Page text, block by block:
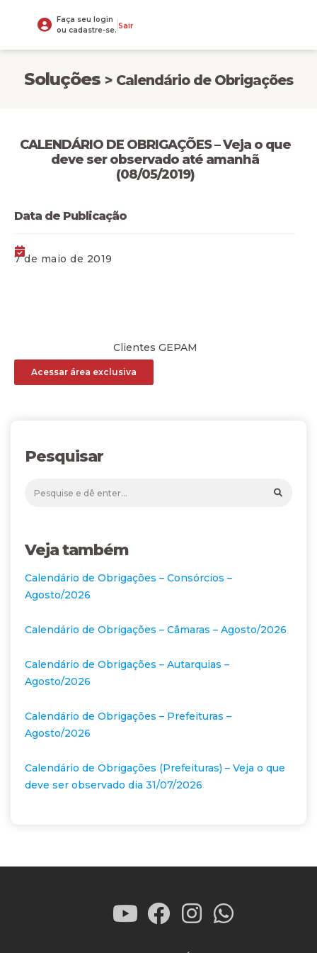
Faça seu login
ou cadastre-se. Sair
Soluções > Calendário de Obrigações
CALENDÁRIO DE OBRIGAÇÕES – Veja o que
deve ser observado até amanhã
(08/05/2019)
Data de Publicação
7 de maio de 2019
Clientes GEPAM
Acessar área exclusiva
Pesquisar
Veja também
Calendário de Obrigações – Consórcios –
Agosto/2026
Calendário de Obrigações – Câmaras – Agosto/2026
Calendário de Obrigações – Autarquias –
Agosto/2026
Calendário de Obrigações – Prefeituras –
Agosto/2026
Calendário de Obrigações (Prefeituras) – Veja o que
deve ser observado dia 31/07/2026